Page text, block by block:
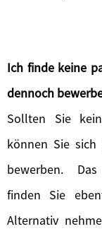
Ich finde keine
dennoch
Sollten Sie
können Sie
bewerben.
finden Sie
Alternativ